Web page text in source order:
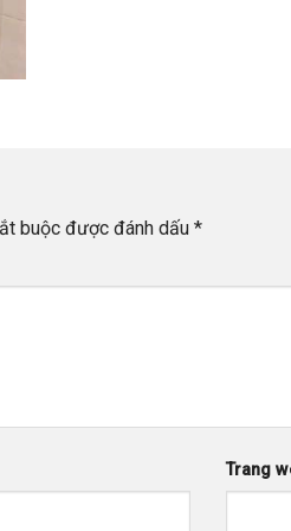
buộc được đánh dấu *
Trang